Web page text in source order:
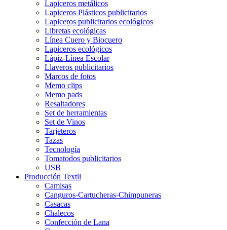
Lapiceros metálicos
Lapiceros Plásticos publicitarios
Lapiceros publicitarios ecológicos
Libretas ecológicas
Línea Cuero y Biocuero
Lapiceros ecológicos
Lápiz-Línea Escolar
Llaveros publicitarios
Marcos de fotos
Memo clips
Memo pads
Resaltadores
Set de herramientas
Set de Vinos
Tarjeteros
Tazas
Tecnología
Tomatodos publicitarios
USB
Producción Textil
Camisas
Canguros-Cartucheras-Chimpuneras
Casacas
Chalecos
Confección de Lana